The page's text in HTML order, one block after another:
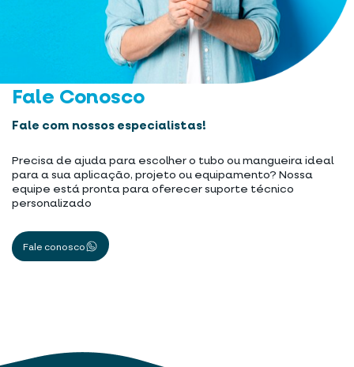
Fale Conosco
Fale com nossos especialistas!
Precisa de ajuda para escolher o tubo ou mangueira ideal
para a sua aplicação, projeto ou equipamento? Nossa
equipe está pronta para oferecer suporte técnico
personalizado
Fale conosco